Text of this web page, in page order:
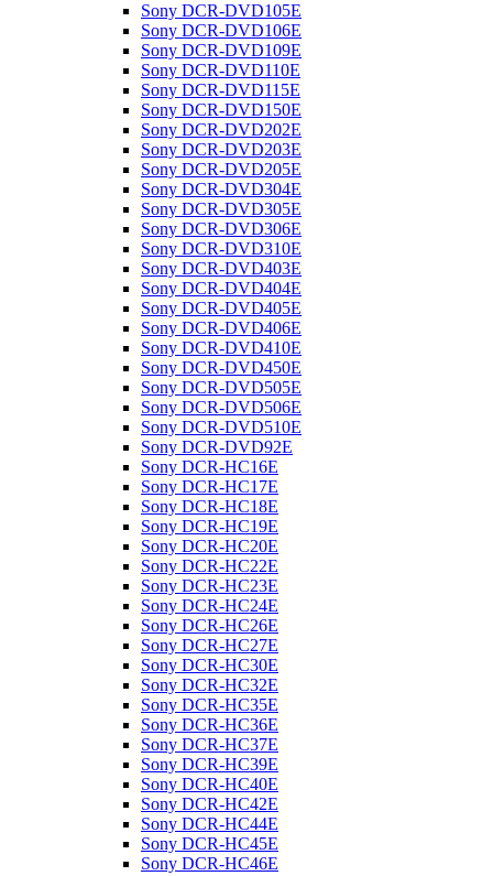
Sony DCR-DVD105E
Sony DCR-DVD106E
Sony DCR-DVD109E
Sony DCR-DVD110E
Sony DCR-DVD115E
Sony DCR-DVD150E
Sony DCR-DVD202E
Sony DCR-DVD203E
Sony DCR-DVD205E
Sony DCR-DVD304E
Sony DCR-DVD305E
Sony DCR-DVD306E
Sony DCR-DVD310E
Sony DCR-DVD403E
Sony DCR-DVD404E
Sony DCR-DVD405E
Sony DCR-DVD406E
Sony DCR-DVD410E
Sony DCR-DVD450E
Sony DCR-DVD505E
Sony DCR-DVD506E
Sony DCR-DVD510E
Sony DCR-DVD92E
Sony DCR-HC16E
Sony DCR-HC17E
Sony DCR-HC18E
Sony DCR-HC19E
Sony DCR-HC20E
Sony DCR-HC22E
Sony DCR-HC23E
Sony DCR-HC24E
Sony DCR-HC26E
Sony DCR-HC27E
Sony DCR-HC30E
Sony DCR-HC32E
Sony DCR-HC35E
Sony DCR-HC36E
Sony DCR-HC37E
Sony DCR-HC39E
Sony DCR-HC40E
Sony DCR-HC42E
Sony DCR-HC44E
Sony DCR-HC45E
Sony DCR-HC46E